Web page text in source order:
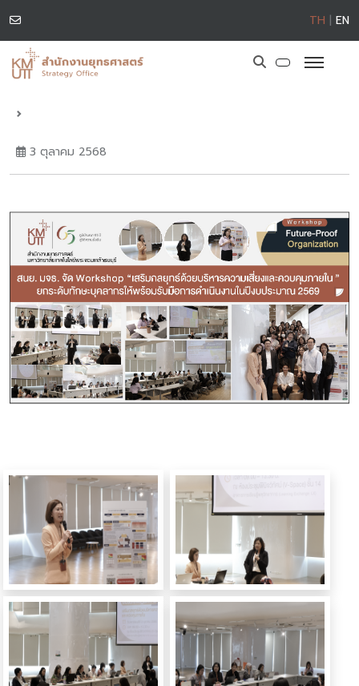
TH | EN
3 ตุลาคม 2568